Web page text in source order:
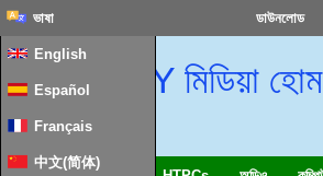
ডাউনলোড
ভাষা
English
Español
Français
中文(简体)
DIY মিডিয়া হোম